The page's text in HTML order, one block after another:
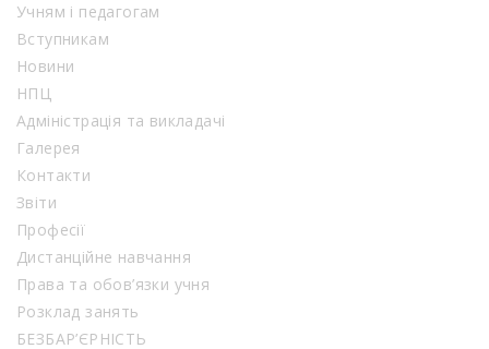
Учням і педагогам
Вступникам
Новини
НПЦ
Адміністрація та викладачі
Галерея
Контакти
Звіти
Професії
Дистанційне навчання
Права та обов’язки учня
Розклад занять
БЕЗБАР’ЄРНІСТЬ